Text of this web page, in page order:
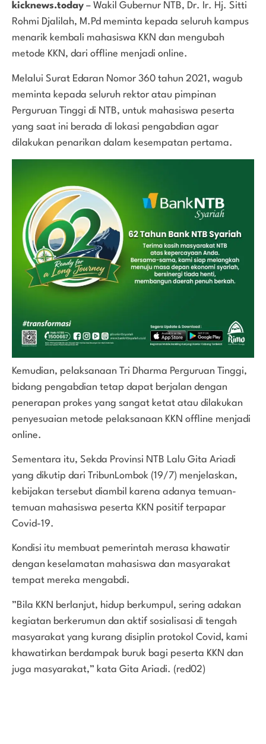
kicknews.today – Wakil Gubernur NTB, Dr. Ir. Hj. Sitti
Rohmi Djalilah, M.Pd meminta kepada seluruh kampus
menarik kembali mahasiswa KKN dan mengubah
metode KKN, dari offline menjadi online.
Melalui Surat Edaran Nomor 360 tahun 2021, wagub
meminta kepada seluruh rektor atau pimpinan
Perguruan Tinggi di NTB, untuk mahasiswa peserta
yang saat ini berada di lokasi pengabdian agar
dilakukan penarikan dalam kesempatan pertama.
Kemudian, pelaksanaan Tri Dharma Perguruan Tinggi,
bidang pengabdian tetap dapat berjalan dengan
penerapan prokes yang sangat ketat atau dilakukan
penyesuaian metode pelaksanaan KKN offline menjadi
online.
Sementara itu, Sekda Provinsi NTB Lalu Gita Ariadi
yang dikutip dari TribunLombok (19/7) menjelaskan,
kebijakan tersebut diambil karena adanya temuan-
temuan mahasiswa peserta KKN positif terpapar
Covid-19.
Kondisi itu membuat pemerintah merasa khawatir
dengan keselamatan mahasiswa dan masyarakat
tempat mereka mengabdi.
”Bila KKN berlanjut, hidup berkumpul, sering adakan
kegiatan berkerumun dan aktif sosialisasi di tengah
masyarakat yang kurang disiplin protokol Covid, kami
khawatirkan berdampak buruk bagi peserta KKN dan
juga masyarakat,” kata Gita Ariadi. (red02)